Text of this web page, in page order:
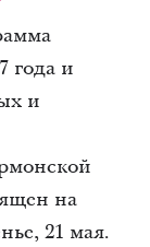
года и
и
на
21 мая.